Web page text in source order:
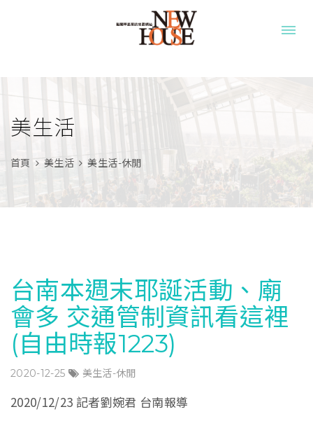
美生活
首頁 美生活 美生活-休閒
台南本週末耶誕活動、廟
會多 交通管制資訊看這裡
(自由時報1223)
2020-12-25 美生活-休閒
2020/12/23 記者劉婉君 台南報導